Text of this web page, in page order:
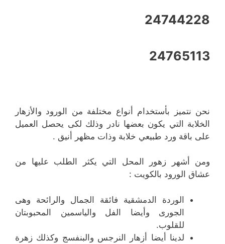
24744228
24765113
نحن نتميز بأستخدام أنواع مختلفة من الورود والأزهار
الخلابة التي يكون بعضها نادر وذلك لكى يحصل العميل
على باقة ورد طبيعي خلابة وذات مظهر أنيق .
ومن أشهر زهور المحل التي يكثر الطلب عليها من
عشاق الورود بالكويت :
الوردة الدمشقية فائقة الجمال والرائحة وهى
الجورى وأيضا الفل والياسمين المحبوبتان
للقلوب.
لدينا أيضا أزهار النرجس والبنفسج وكذلك زهرة